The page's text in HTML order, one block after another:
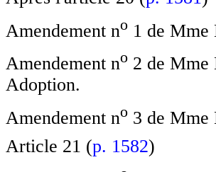
Amendement no 1 de Mme
Amendement no 2 de Mme
Adoption.
Amendement no 3 de Mme
Article 21 (p. 1582)